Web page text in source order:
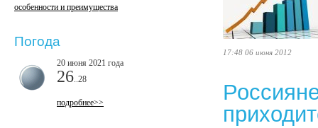
17:48 06 июня 2012
особенности и преимущества
Погода
20 июня 2021 года
26 ..28
подробнее>>